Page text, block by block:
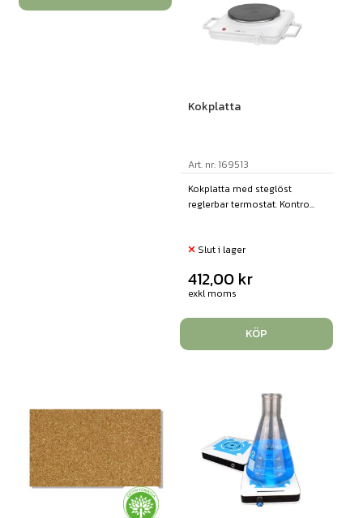
Kokplatta
Art. nr: 169513
Kokplatta med steglöst
reglerbar termostat. Kontro...
Slut i lager
412,00 kr
exkl moms
KÖP